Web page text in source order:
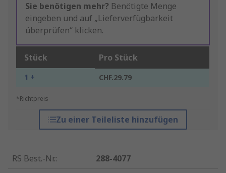
Sie benötigen mehr? Benötigte Menge
eingeben und auf „Lieferverfügbarkeit
überprüfen“ klicken.
Stück Pro Stück
1 + CHF.29.79
*Richtpreis
Zu einer Teileliste hinzufügen
RS Best.-Nr.:
288-4077